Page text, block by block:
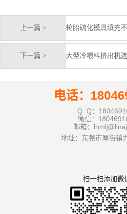
上一篇 >
下一篇 >
电话：
Q Q：
微信：
邮箱：
地址：东莞市厚街镇
扫一扫添加微